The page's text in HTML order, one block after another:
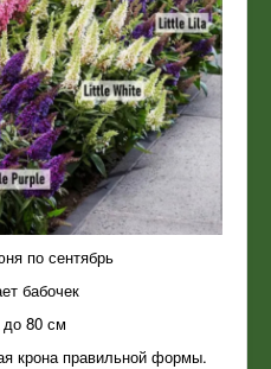
по сентябрь
бабочек
80 см
крона правильной формы.